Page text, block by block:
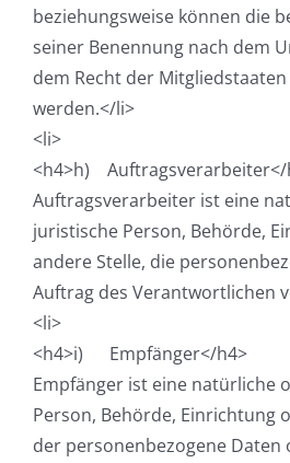
beziehungsweise können die
seiner Benennung nach dem
dem Recht der
werden.</li>
<li>
<h4>h) Auftragsverarbeiter</
Auftragsverarbeiter ist eine
juristische Person, Behörde,
andere Stelle, die
Auftrag des Verantwortlichen
<li>
<h4>i) Empfänger</h4>
Empfänger ist eine natürliche
Person, Behörde, Einrichtung
der personenbezogene Daten